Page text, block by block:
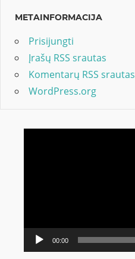
METAINFORMACIJA
Prisijungti
Įrašų RSS srautas
Komentarų RSS srautas
WordPress.org
00:00